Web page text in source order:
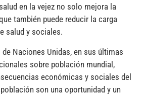
en la vejez no solo mejora la
también puede reducir la carga
salud y sociales.
de Naciones Unidas, en sus últimas
sobre población mundial,
económicas y sociales del
son una oportunidad y un